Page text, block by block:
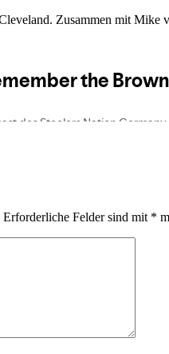
Zusammen mit Mike
Erforderliche Felder sind mit *